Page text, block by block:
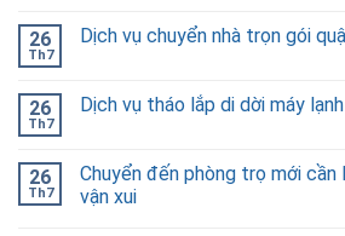
26
Th7
Dịch vụ chuyển nhà trọn gói
26
Th7
Dịch vụ tháo lắp di dời máy
26
Th7
Chuyển đến phòng trọ mới cần
vận xui